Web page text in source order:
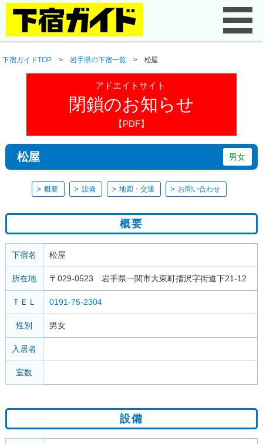
下宿ガイドTOP >岩手県の下宿一覧 >松屋
アドエイトサイト
閉鎖のお知らせ
【PDF】
松屋 男女
概要 設備 地図・交通 お問い合わせ
概要
下宿名 松屋
所在地 〒029-0523 岩手県一関市大東町摺沢字街道下21-12
ＴＥＬ 0191-75-2304
性別 男女
入居者
室数
設備